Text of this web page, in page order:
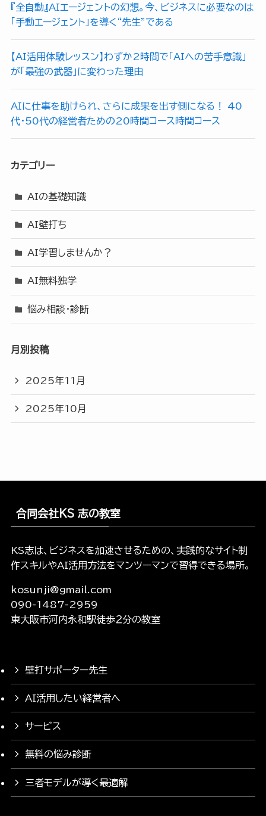
『全自動』AIエージェントの幻想。今、ビジネスに必要なのは
「手動エージェント」を導く“先生”である
【AI活用体験レッスン】わずか2時間で「AIへの苦手意識」
が「最強の武器」に変わった理由
​AIに仕事を助けられ、さらに成果を出す側になる！ 40
代・50代の経営者ための20時間コース時間コース
カテゴリー
AIの基礎知識
AI壁打ち
AI学習しませんか？
AI無料独学
悩み相談・診断
月別投稿
2025年11月
2025年10月
合同会社KS 志の教室
KS志は、ビジネスを加速させるための、実践的なサイト制
作スキルやAI活用方法をマンツーマンで習得できる場所。
kosunji@gmail.com
090-1487-2959
東大阪市河内永和駅徒歩２分の教室
壁打サポーター先生
AI活用したい経営者へ
サービス
無料の悩み診断
三者モデルが導く最適解